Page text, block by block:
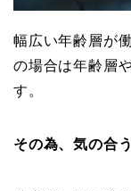
幅広い年齢層が
の場合は年齢層
す。
その為、気の合